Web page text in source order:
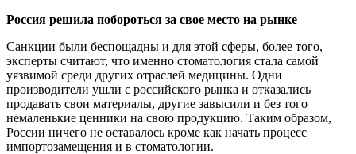
Россия решила побороться за свое место на рынке
Санкции были беспощадны и для этой сферы, более того,
эксперты считают, что именно стоматология стала самой
уязвимой среди других отраслей медицины. Одни
производители ушли с российского рынка и отказались
продавать свои материалы, другие завысили и без того
немаленькие ценники на свою продукцию. Таким образом,
России ничего не оставалось кроме как начать процесс
импортозамещения и в стоматологии.